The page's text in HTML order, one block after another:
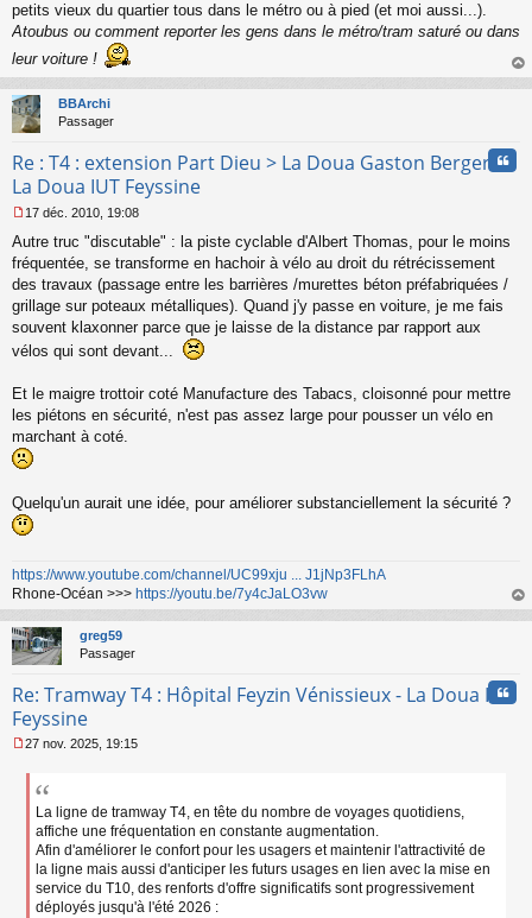
petits vieux du quartier tous dans le métro ou à pied (et moi aussi...).
Atoubus ou comment reporter les gens dans le métro/tram saturé ou dans
leur voiture !
au
BBArchi
Passager
Re : T4 : extension Part Dieu > La Doua Gaston Berger >
La Doua IUT Feyssine
e
s
s
a
g
e
n
n
l
u
17 déc. 2010, 19:08
Autre truc "discutable" : la piste cyclable d'Albert Thomas, pour le moins
fréquentée, se transforme en hachoir à vélo au droit du rétrécissement
des travaux (passage entre les barrières /murettes béton préfabriquées /
grillage sur poteaux métalliques). Quand j'y passe en voiture, je me fais
souvent klaxonner parce que je laisse de la distance par rapport aux
vélos qui sont devant...
Et le maigre trottoir coté Manufacture des Tabacs, cloisonné pour mettre
les piétons en sécurité, n'est pas assez large pour pousser un vélo en
marchant à coté.
Quelqu'un aurait une idée, pour améliorer substanciellement la sécurité ?
https://www.youtube.com/channel/UC99xju ... J1jNp3FLhA
Rhone-Océan >>> https://youtu.be/7y4cJaLO3vw
au
greg59
Passager
Re: Tramway T4 : Hôpital Feyzin Vénissieux - La Doua IUT
Feyssine
e
27 nov. 2025, 19:15
La ligne de tramway T4, en tête du nombre de voyages quotidiens,
affiche une fréquentation en constante augmentation.
Afin d'améliorer le confort pour les usagers et maintenir l'attractivité de
la ligne mais aussi d'anticiper les futurs usages en lien avec la mise en
service du T10, des renforts d'offre significatifs sont progressivement
déployés jusqu'à l'été 2026 :